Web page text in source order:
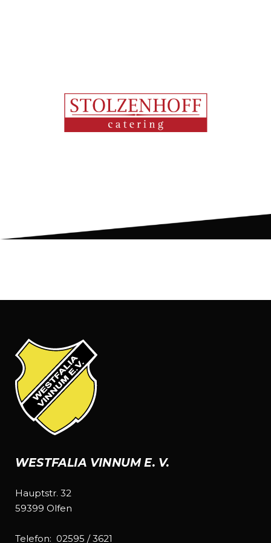
WESTFALIA VINNUM E. V.
Hauptstr. 32
59399 Olfen
Telefon: 02595 / 3621